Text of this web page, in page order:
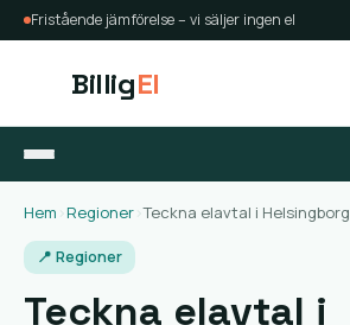
Fristående jämförelse – vi säljer ingen el
BilligEl
Hem Regioner ›Teckna elavtal i Helsingborg
📍 Regioner
Teckna elavtal i